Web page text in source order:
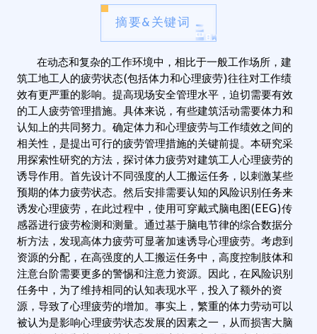
摘要&关键词
在动态和复杂的工作环境中，相比于一般工作场所，建
筑工地工人的疲劳状态(包括体力和心理疲劳)往往对工作绩
效有更严重的影响。提高现场安全管理水平，迫切需要有效
的工人疲劳管理措施。具体来说，有些建筑活动需要体力和
认知上的共同努力。确定体力和心理疲劳与工作绩效之间的
相关性，是提出可行的疲劳管理措施的关键前提。本研究采
用探索性研究的方法，探讨体力疲劳对建筑工人心理疲劳的
诱导作用。首先设计不同强度的人工搬运任务，以刺激某些
预期的体力疲劳状态。然后安排需要认知的风险识别任务来
诱发心理疲劳，在此过程中，使用可穿戴式脑电图(EEG)传
感器进行疲劳检测和测量。通过基于脑电节律的综合数据分
析方法，发现高体力疲劳可显著加速诱导心理疲劳。考虑到
资源的分配，在高强度的人工搬运任务中，高度控制肢体和
注意台阶需要更多的警惕和注意力资源。因此，在风险识别
任务中，为了维持相同的认知表现水平，投入了额外的资
源，导致了心理疲劳的增加。事实上，繁重的体力劳动可以
被认为是影响心理疲劳状态发展的因素之一，从而损害大脑